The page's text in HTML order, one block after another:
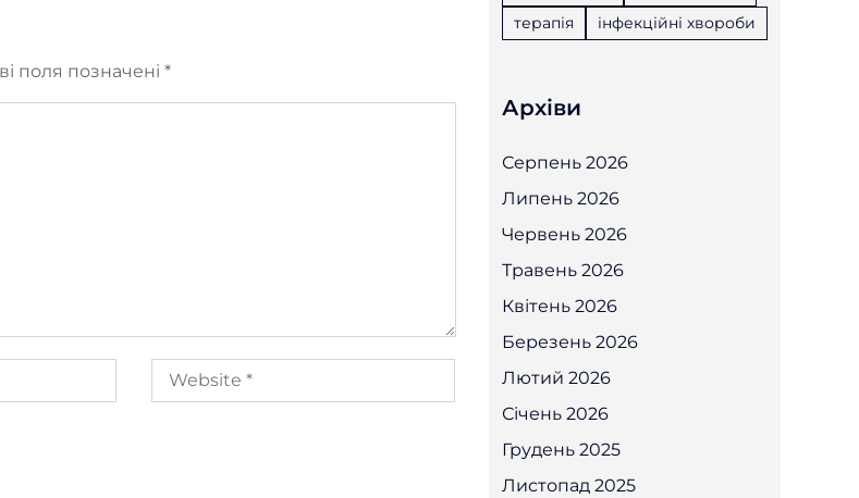
поля позначені *
терапія
інфекційні хвороби
Архіви
Серпень 2026
Липень 2026
Червень 2026
Травень 2026
Квітень 2026
Березень 2026
Лютий 2026
Січень 2026
Грудень 2025
Листопад 2025